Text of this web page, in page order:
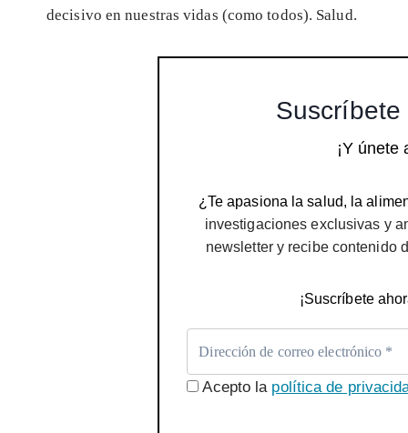
decisivo en nuestras vidas (como todos). Salud.
Suscríbete
¡Y únete
¿Te apasiona la salud, la
investigaciones exclusivas y
newsletter y recibe contenido
¡Suscríbete
Acepto la política de